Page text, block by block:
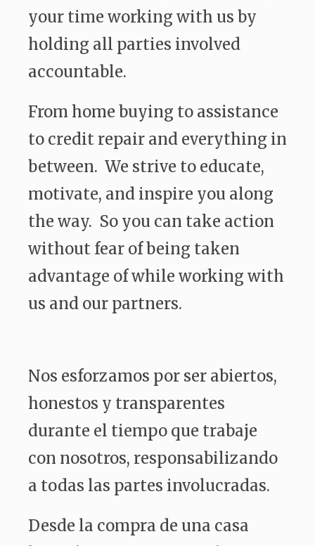
your time working with us by
holding all parties involved
accountable.
From home buying to assistance
to credit repair and everything in
between. We strive to educate,
motivate, and inspire you along
the way. So you can take action
without fear of being taken
advantage of while working with
us and our partners.
Nos esforzamos por ser abiertos,
honestos y transparentes
durante el tiempo que trabaje
con nosotros, responsabilizando
a todas las partes involucradas.
Desde la compra de una casa